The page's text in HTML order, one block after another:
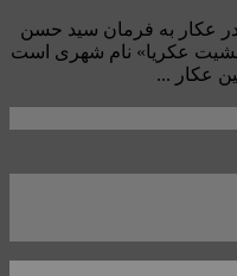
عکار به فرمان سید حسن
عکریا» نام شهری است
عکار ...